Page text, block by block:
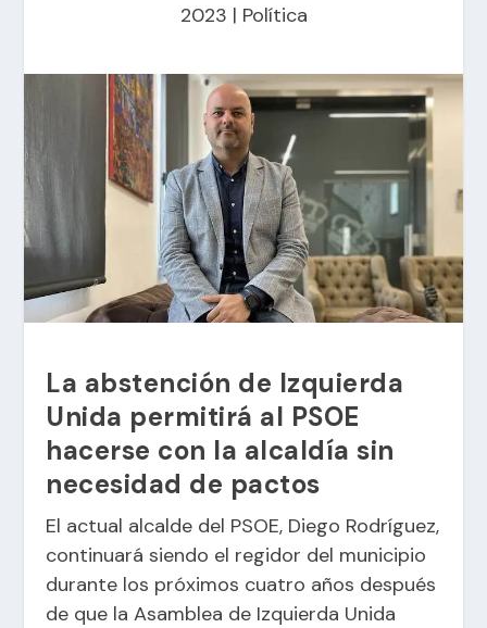
2023 | Política
La abstención de Izquierda
Unida permitirá al PSOE
hacerse con la alcaldía sin
necesidad de pactos
El actual alcalde del PSOE, Diego Rodríguez,
continuará siendo el regidor del municipio
durante los próximos cuatro años después
de que la Asamblea de Izquierda Unida